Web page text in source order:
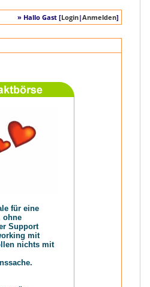
» Hallo Gast [Login|Anmelden]
für eine
ohne
Support
mit
nichts mit